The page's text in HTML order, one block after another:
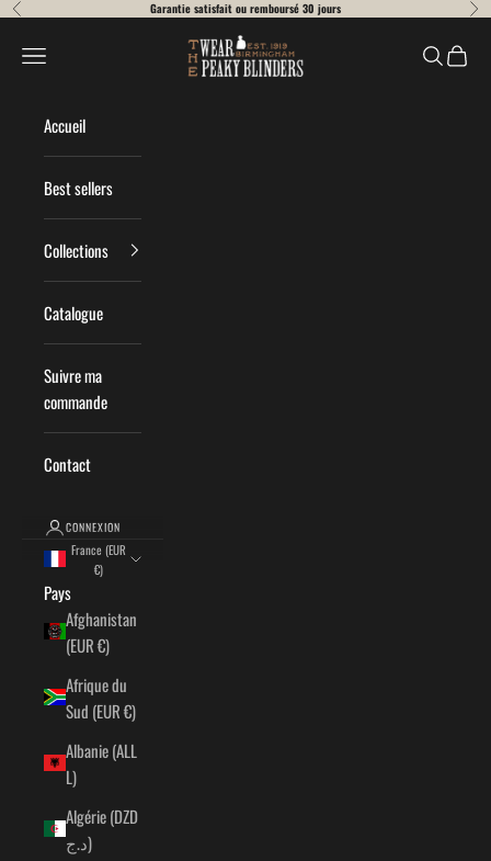
Passer au contenu
Précédent Garantie satisfait ou remboursé 30 jours
Wear Peaky Blinders
Menu Recherche
Panier
Accueil
Best sellers
Collections
Catalogue
Suivre ma
commande
Contact
CONNEXION
France (EUR
€)
Pays
Afghanistan
(EUR €)
Afrique du
Sud (EUR €)
Albanie (ALL
L)
Algérie (DZD
د.ج)